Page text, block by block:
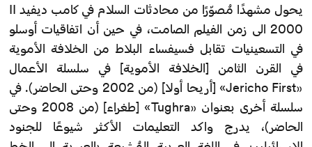
يحول مشهدًا مُصوّرًا من محادثات السلام في كامب ديفيد II
2000 الى زمن الفيلم الصامت، في حين أن اتفاقيات أوسلو
في التسعينيات تقابل فسيفساء البلاط من الخلافة الأموية
في القرن الثامن [الخلافة الأموية] في سلسلة الأعمال
«Jericho First» [أريحا أولا] (من 2002 وحتى الحاضر). في
سلسلة أخرى بعنوان «Tughra» [طغراء] (من 2008 وحتى
الحاضر)، يدرج واكد التعليمات الأكثر شيوعًا للجنود